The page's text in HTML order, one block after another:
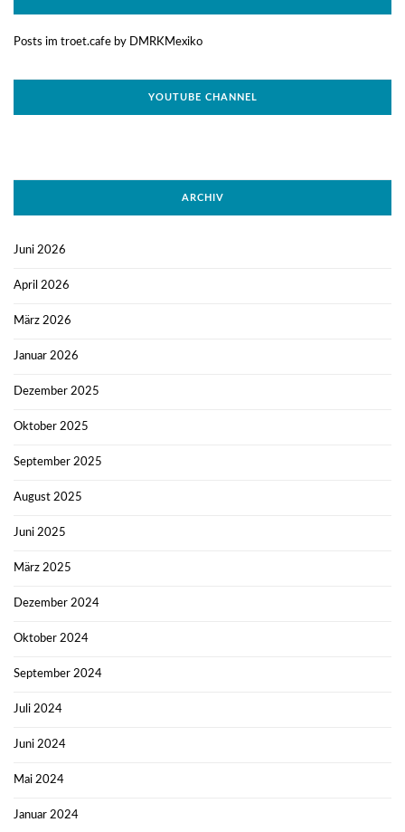
Posts im troet.cafe by DMRKMexiko
YOUTUBE CHANNEL
ARCHIV
Juni 2026
April 2026
März 2026
Januar 2026
Dezember 2025
Oktober 2025
September 2025
August 2025
Juni 2025
März 2025
Dezember 2024
Oktober 2024
September 2024
Juli 2024
Juni 2024
Mai 2024
Januar 2024